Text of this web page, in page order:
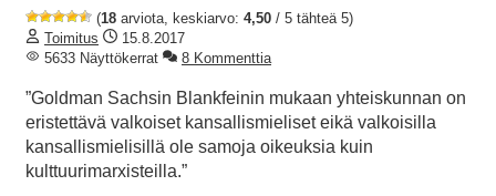
(18 arviota, keskiarvo: 4,50 / 5 tähteä 5)
Toimitus
15.8.2017
5633 Näyttökerrat
8 Kommenttia
”Goldman Sachsin Blankfeinin mukaan yhteiskunnan on
eristettävä valkoiset kansallismieliset eikä valkoisilla
kansallismielisillä ole samoja oikeuksia kuin
kulttuurimarxisteilla.”